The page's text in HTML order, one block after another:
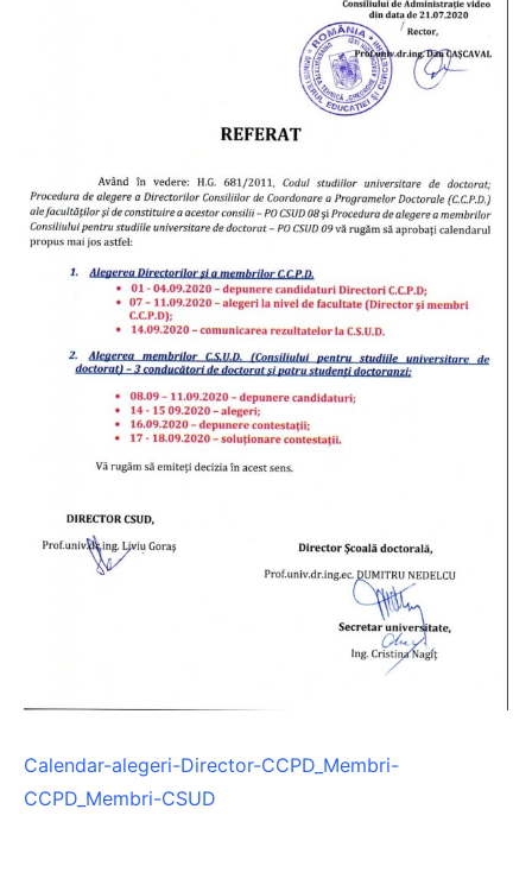
Calendar-alegeri-Director-CCPD_Membri-
CCPD_Membri-CSUD